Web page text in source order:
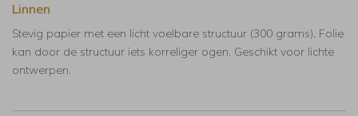
Linnen
Stevig papier met een licht voelbare structuur (300 grams). Folie
kan door de structuur iets korreliger ogen. Geschikt voor lichte
ontwerpen.